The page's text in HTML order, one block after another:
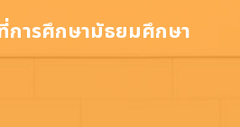
การศึกษามัธยมศึกษา